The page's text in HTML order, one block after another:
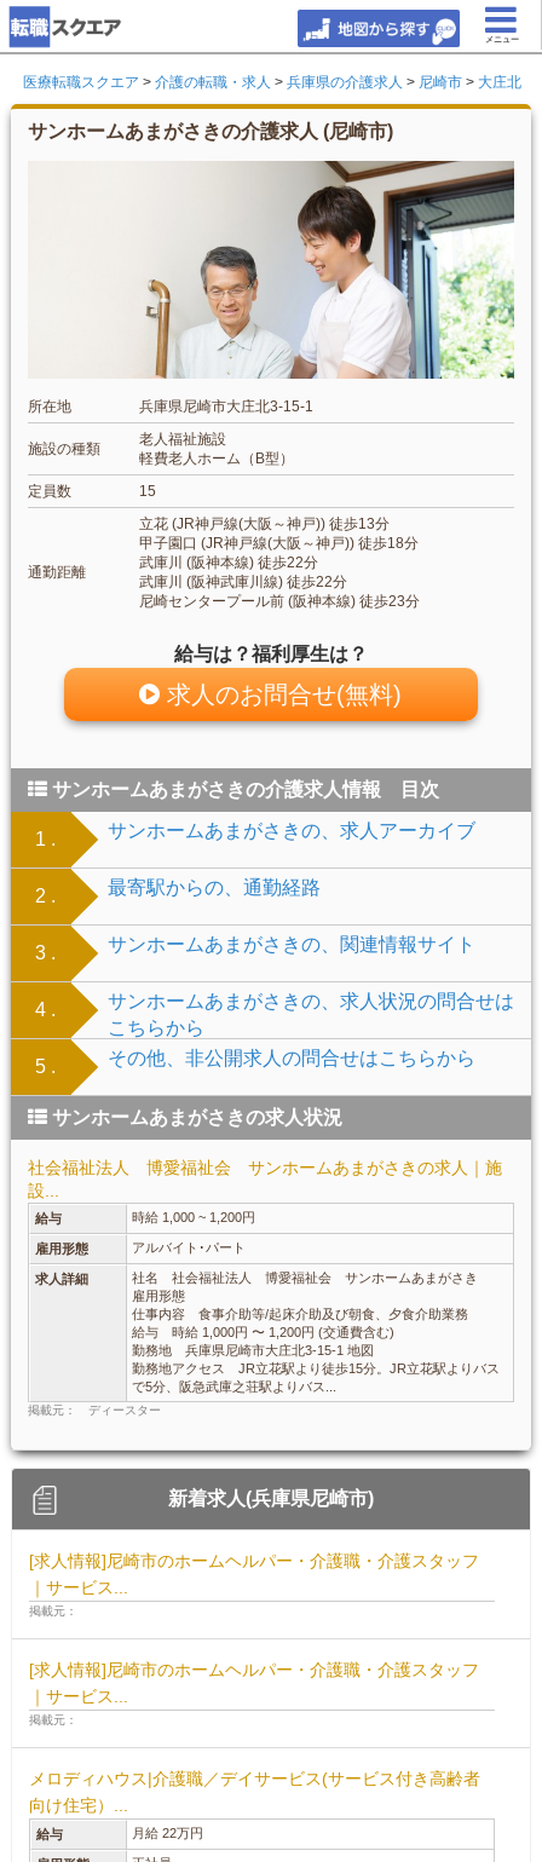
メニュー
医療転職スクエア > 介護の転職・求人 > 兵庫県の介護求人 > 尼崎市 > 大庄北
サンホームあまがさきの介護求人 (尼崎市)
所在地 兵庫県尼崎市大庄北3-15-1
施設の種類
老人福祉施設
軽費老人ホーム（B型）
定員数
15
通勤距離
立花 (JR神戸線(大阪～神戸)) 徒歩13分
甲子園口 (JR神戸線(大阪～神戸)) 徒歩18分
武庫川 (阪神本線) 徒歩22分
武庫川 (阪神武庫川線) 徒歩22分
尼崎センタープール前 (阪神本線) 徒歩23分
給与は？福利厚生は？
求人のお問合せ(無料)
サンホームあまがさきの介護求人情報 目次
1 . サンホームあまがさきの、求人アーカイブ
2 . 最寄駅からの、通勤経路
3 . サンホームあまがさきの、関連情報サイト
4 .
サンホームあまがさきの、求人状況の問合せは
こちらから
5 .
その他、非公開求人の問合せはこちらから
サンホームあまがさきの求人状況
社会福祉法人 博愛福祉会 サンホームあまがさきの求人｜施
設...
給与 時給 1,000 ~ 1,200円
雇用形態 アルバイト･パート
求人詳細
社名 社会福祉法人 博愛福祉会 サンホームあまがさき
雇用形態
仕事内容 食事介助等/起床介助及び朝食、夕食介助業務
給与 時給 1,000円 〜 1,200円 (交通費含む)
勤務地 兵庫県尼崎市大庄北3-15-1 地図
勤務地アクセス JR立花駅より徒歩15分。JR立花駅よりバス
で5分、阪急武庫之荘駅よりバス...
掲載元： ディースター
新着求人(兵庫県尼崎市)
[求人情報]尼崎市のホームヘルパー・介護職・介護スタッフ
｜サービス...
掲載元：
[求人情報]尼崎市のホームヘルパー・介護職・介護スタッフ
｜サービス...
掲載元：
メロディハウス|介護職／デイサービス(サービス付き高齢者
向け住宅）...
給与 月給 22万円